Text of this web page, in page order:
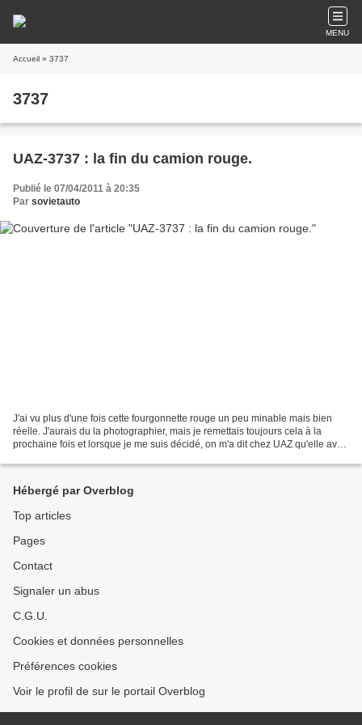
MENU
Accueil » 3737
3737
UAZ-3737 : la fin du camion rouge.
Publié le 07/04/2011 à 20:35
Par sovietauto
J'ai vu plus d'une fois cette fourgonnette rouge un peu minable mais bien
réelle. J'aurais du la photographier, mais je remettais toujours cela à la
prochaine fois et lorsque je me suis décidé, on m'a dit chez UAZ qu'elle avait
Hébergé par Overblog
Top articles
Pages
Contact
Signaler un abus
C.G.U.
Cookies et données personnelles
Préférences cookies
Voir le profil de sur le portail Overblog